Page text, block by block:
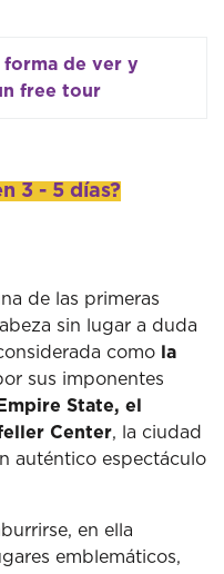
forma de ver y
free tour
3 - 5 días?
de las primeras
sin lugar a duda
como
la
sus imponentes
Empire State, el
Center, la ciudad
auténtico espectáculo
en ella
emblemáticos,